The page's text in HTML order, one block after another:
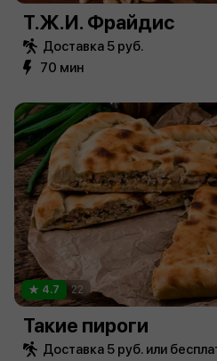
Т.Ж.И. Фрайдис
Доставка 5 руб.
70 мин
4.7 22
Такие пироги
Доставка 5 руб. или